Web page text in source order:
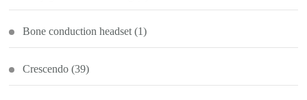
Bone conduction headset (1)
Crescendo (39)